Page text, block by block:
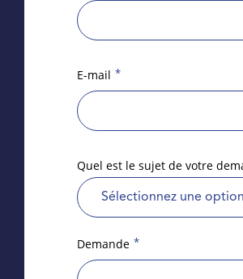
E-mail *
Quel est le sujet de votre
Sélectionnez une option
Demande *